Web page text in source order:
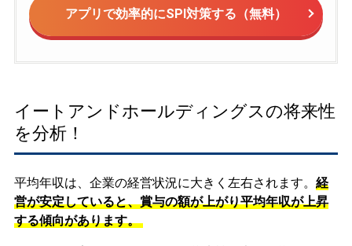
アプリで効率的にSPI対策する（無料）
イートアンドホールディングスの将来性
を分析！
平均年収は、企業の経営状況に大きく左右されます。 経
営が安定していると、賞与の額が上がり平均年収が上昇
する傾向があります。